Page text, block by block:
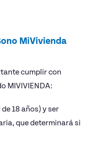
MiVivienda
cumplir con
MIVIVIENDA:
18 años) y ser
que determinará si